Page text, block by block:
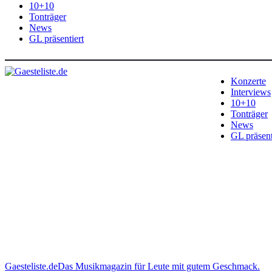
10+10
Tonträger
News
GL präsentiert
Konzerte
Interviews
10+10
Tonträger
News
GL
Gaesteliste.deDas Musikmagazin für Leute mit gutem Geschmack.